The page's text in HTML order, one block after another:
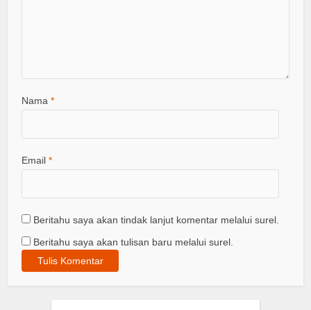
Nama*
Email*
Beritahu saya akan tindak lanjut komentar melalui surel.
Beritahu saya akan tulisan baru melalui surel.